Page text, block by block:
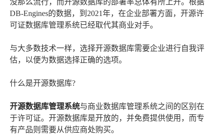
没那么流行，而开源数据库的部署率总体有所上升。根据
DB-Engines的数据，到2021年，在企业部署方面，开源许
可证数据库管理系统已经取代其商业对手。
与大多数技术一样，选择开源数据库需要企业进行自我评
估，以便为数据选择正确的选项。
什么是开源数据库?
开源数据库管理系统与商业数据库管理系统之间的区别在
于许可证。开源数据库是开放的，并免费提供使用，而专
有产品则需要从供应商处购买。